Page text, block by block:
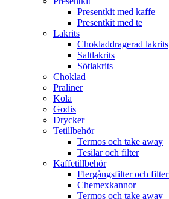
Presentkit med kaffe
Presentkit med te
Lakrits
Chokladdragerad lakrits
Saltlakrits
Sötlakrits
Choklad
Praliner
Kola
Godis
Drycker
Tetillbehör
Termos och take away
Tesilar och filter
Kaffetillbehör
Flergångsfilter och
Chemexkannor
Termos och take away